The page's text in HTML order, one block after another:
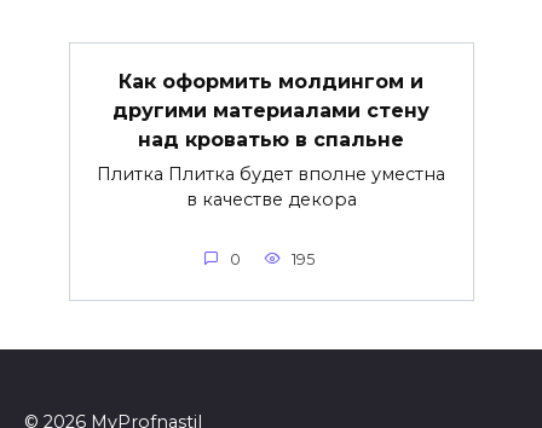
Как оформить молдингом и
другими материалами стену
над кроватью в спальне
Плитка Плитка будет вполне уместна
в качестве декора
0 195
© 2026 MyProfnastil